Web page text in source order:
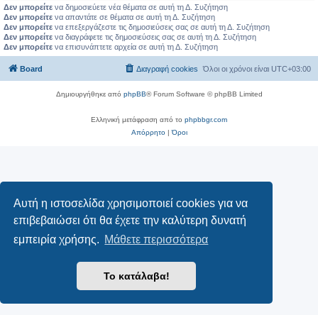
Αυτή η ιστοσελίδα χρησιμοποιεί cookies για να
επιβεβαιώσει ότι θα έχετε την καλύτερη δυνατή
εμπειρία χρήσης. Μάθετε περισσότερα
Το κατάλαβα!
Δεν μπορείτε να δημοσιεύετε νέα θέματα σε αυτή τη Δ. Συζήτηση
Δεν μπορείτε να απαντάτε σε θέματα σε αυτή τη Δ. Συζήτηση
Δεν μπορείτε να επεξεργάζεστε τις δημοσιεύσεις σας σε αυτή τη Δ. Συζήτηση
Δεν μπορείτε να διαγράφετε τις δημοσιεύσεις σας σε αυτή τη Δ. Συζήτηση
Δεν μπορείτε να επισυνάπτετε αρχεία σε αυτή τη Δ. Συζήτηση
Board Όλοι οι χρόνοι είναι UTC+03:00
Διαγραφή cookies
Δημιουργήθηκε από phpBB® Forum Software © phpBB Limited
Ελληνική μετάφραση από το phpbbgr.com
Απόρρητο|Όροι